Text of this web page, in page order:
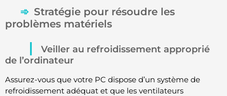
Stratégie pour résoudre les
problèmes matériels
Veiller au refroidissement approprié
de l’ordinateur
Assurez-vous que votre PC dispose d’un système de
refroidissement adéquat et que les ventilateurs